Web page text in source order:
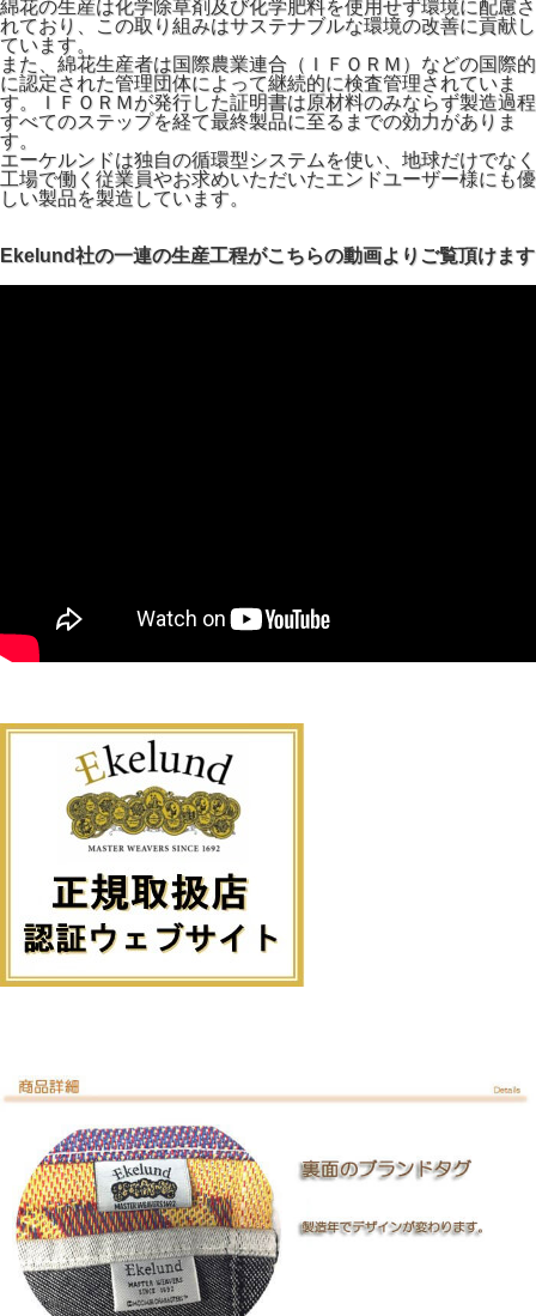
綿花の生産は化学除草剤及び化学肥料を使用せず環境に配慮さ
れており、この取り組みはサステナブルな環境の改善に貢献し
ています。
また、綿花生産者は国際農業連合（ＩＦＯＲＭ）などの国際的
に認定された管理団体によって継続的に検査管理されていま
す。ＩＦＯＲＭが発行した証明書は原材料のみならず製造過程
すべてのステップを経て最終製品に至るまでの効力がありま
す。
エーケルンドは独自の循環型システムを使い、地球だけでなく
工場で働く従業員やお求めいただいたエンドユーザー様にも優
しい製品を製造しています。
Ekelund社の一連の生産工程がこちらの動画よりご覧頂けます